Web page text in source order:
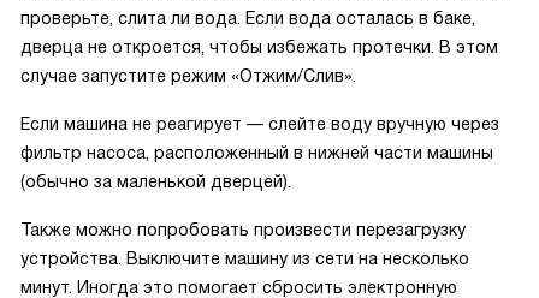
проверьте, слита ли вода. Если вода осталась в баке,
дверца не откроется, чтобы избежать протечки. В этом
случае запустите режим «Отжим/Слив».
Если машина не реагирует — слейте воду вручную через
фильтр насоса, расположенный в нижней части машины
(обычно за маленькой дверцей).
Также можно попробовать произвести перезагрузку
устройства. Выключите машину из сети на несколько
минут. Иногда это помогает сбросить электронную